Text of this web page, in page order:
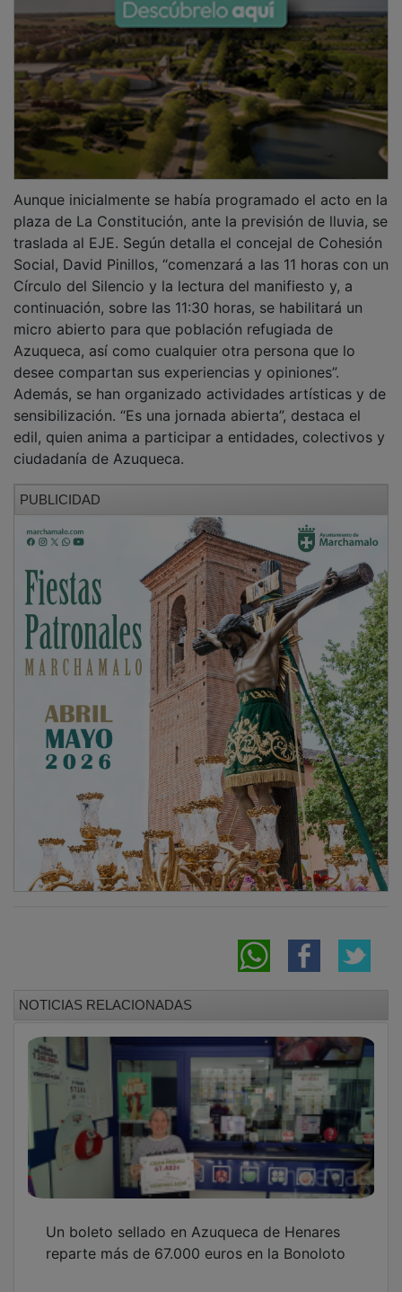
plaza de La Constitución, ante la previsión de lluvia, se
traslada al EJE. Según detalla el concejal de Cohesión
Social, David Pinillos, “comenzará a las 11 horas con un
Círculo del Silencio y la lectura del manifiesto y, a
continuación, sobre las 11:30 horas, se habilitará un
micro abierto para que población refugiada de
Azuqueca, así como cualquier otra persona que lo
desee compartan sus experiencias y opiniones”.
Además, se han organizado actividades artísticas y de
sensibilización. “Es una jornada abierta”, destaca el
edil, quien anima a participar a entidades, colectivos y
ciudadanía de Azuqueca.
reparte más de 67.000 euros en la Bonoloto